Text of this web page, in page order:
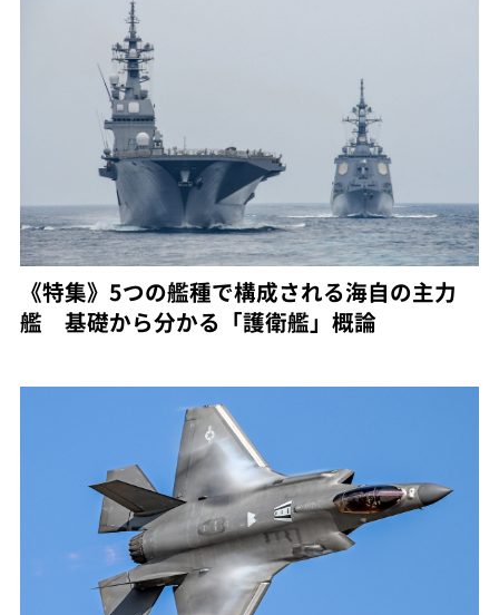
《特集》5つの艦種で構成される海自の主力
艦 基礎から分かる「護衛艦」概論